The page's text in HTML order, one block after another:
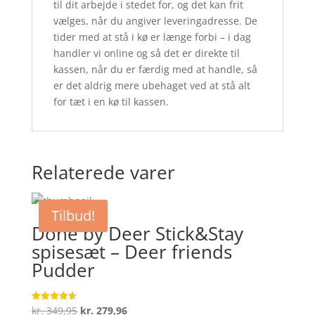
til dit arbejde i stedet for, og det kan frit
vælges, når du angiver leveringadresse. De
tider med at stå i kø er længe forbi – i dag
handler vi online og så det er direkte til
kassen, når du er færdig med at handle, så
er det aldrig mere ubehaget ved at stå alt
for tæt i en kø til kassen.
Relaterede varer
Tilbud!
Done by Deer Stick&Stay
spisesæt – Deer friends
Pudder
Vurderet
kr.349,95 Den
kr. 279,96Den